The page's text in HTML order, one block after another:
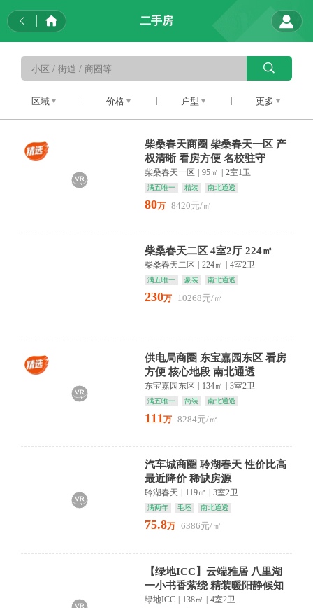
二手房
区域 价格 户型 更多
柴桑春天商圈 柴桑春天一区 产
权清晰 看房方便 名校驻守
柴桑春天一区 95㎡ 2室1卫
满五唯一 精装 南北通透
80万 8420元/㎡
柴桑春天二区 4室2厅 224㎡
柴桑春天二区 224㎡ 4室2卫
满五唯一 豪装 南北通透
230万 10268元/㎡
供电局商圈 东宝嘉园东区 看房
方便 核心地段 南北通透
东宝嘉园东区 134㎡ 3室2卫
满五唯一 简装 南北通透
111万 8284元/㎡
汽车城商圈 聆湖春天 性价比高
最近降价 稀缺房源
聆湖春天 119㎡ 3室2卫
满两年 毛坯 南北通透
75.8万 6386元/㎡
【绿地ICC】云端雅居 八里湖
一小书香萦绕 精装暖阳静候知
音
绿地ICC | 138㎡ | 4室2卫